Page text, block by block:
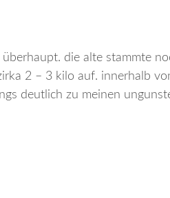
die alte stammte
2 – 3 kilo auf. innerhalb
deutlich zu meinen